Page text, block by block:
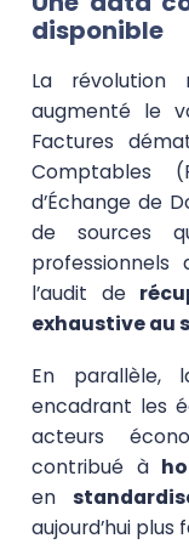
disponible
La révolution
augmenté le
Factures
Comptables
d’Échange de
de sources
l’audit de
exhaustive au
En parallèle,
encadrant les
acteurs
contribué à
en
aujourd’hui